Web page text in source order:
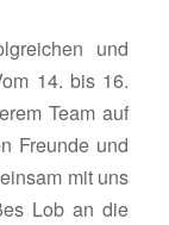
und
14. bis 16.
Team auf
Freunde und
mit uns
Lob an die